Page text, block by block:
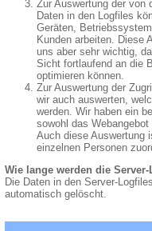
Zur Auswertung der von
Daten in den Logfiles
Geräten,
Kunden arbeiten. Diese
uns aber sehr wichtig,
Sicht fortlaufend an die
optimieren können.
Zur Auswertung der
wir auch auswerten,
werden. Wir haben ein
sowohl das
Auch diese Auswertung
einzelnen Personen
Wie lange werden die
Die Daten in den Server-
automatisch gelöscht.